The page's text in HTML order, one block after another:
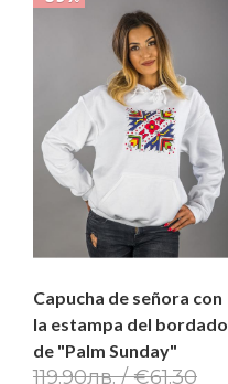
Capucha de señora con
la estampa del bordado
de "Palm Sunday"
119.90лв. / €61.30